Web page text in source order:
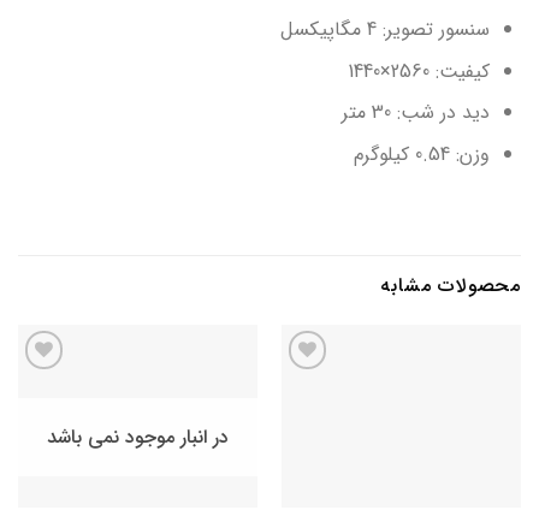
سنسور تصویر: 4 مگاپیکسل
کیفیت: 2560×1440
دید در شب: 30 متر
وزن: 0.54 کیلوگرم
محصولات مشابه
مندیدر انبار موجود نمی باشد